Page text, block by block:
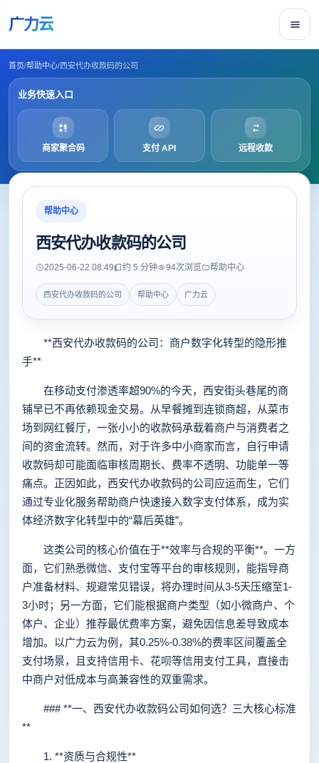
广力云
首页/帮助中心/西安代办收款码的公司
业务快速入口
商家聚合码 支付 API 远程收款
帮助中心
西安代办收款码的公司
2025-06-22 08:49 约 5 分钟 94次浏览 帮助中心
西安代办收款码的公司 帮助中心 广力云
**西安代办收款码的公司：商户数字化转型的隐形推
手**
在移动支付渗透率超90%的今天，西安街头巷尾的商
铺早已不再依赖现金交易。从早餐摊到连锁商超，从菜市
场到网红餐厅，一张小小的收款码承载着商户与消费者之
间的资金流转。然而，对于许多中小商家而言，自行申请
收款码却可能面临审核周期长、费率不透明、功能单一等
痛点。正因如此，西安代办收款码的公司应运而生，它们
通过专业化服务帮助商户快速接入数字支付体系，成为实
体经济数字化转型中的“幕后英雄”。
这类公司的核心价值在于**效率与合规的平衡**。一方
面，它们熟悉微信、支付宝等平台的审核规则，能指导商
户准备材料、规避常见错误，将办理时间从3-5天压缩至1-
3小时；另一方面，它们能根据商户类型（如小微商户、个
体户、企业）推荐最优费率方案，避免因信息差导致成本
增加。以广力云为例，其0.25%-0.38%的费率区间覆盖全
支付场景，且支持信用卡、花呗等信用支付工具，直接击
中商户对低成本与高兼容性的双重需求。
### **一、西安代办收款码公司如何选？三大核心标准
**
1. **资质与合规性**